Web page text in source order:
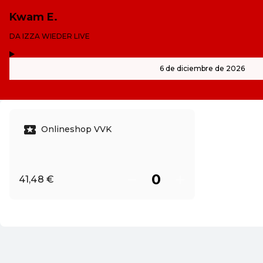
Kwam E.
-
DA IZZA WIEDER LIVE
6 de diciembre de 2026
Onlineshop VVK
41,48 €